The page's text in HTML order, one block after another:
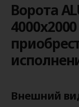
Ворота
Внешний